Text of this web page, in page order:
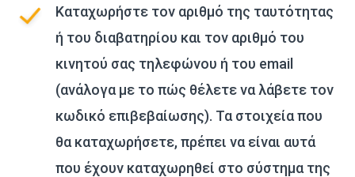
Καταχωρήστε τον αριθμό της ταυτότητας
ή του διαβατηρίου και τον αριθμό του
κινητού σας τηλεφώνου ή του email
(ανάλογα με το πώς θέλετε να λάβετε τον
κωδικό επιβεβαίωσης). Τα στοιχεία που
θα καταχωρήσετε, πρέπει να είναι αυτά
που έχουν καταχωρηθεί στο σύστημα της